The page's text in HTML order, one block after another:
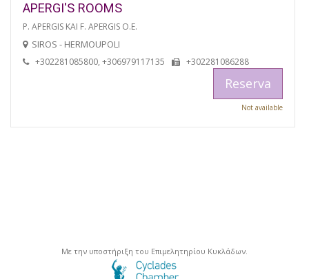
APERGI'S ROOMS
P. APERGIS KAI F. APERGIS O.E.
SIROS - HERMOUPOLI
+302281085800, +306979117135 +302281086288
Reserva
Not available
Με την υποστήριξη του Επιμελητηρίου Κυκλάδων.